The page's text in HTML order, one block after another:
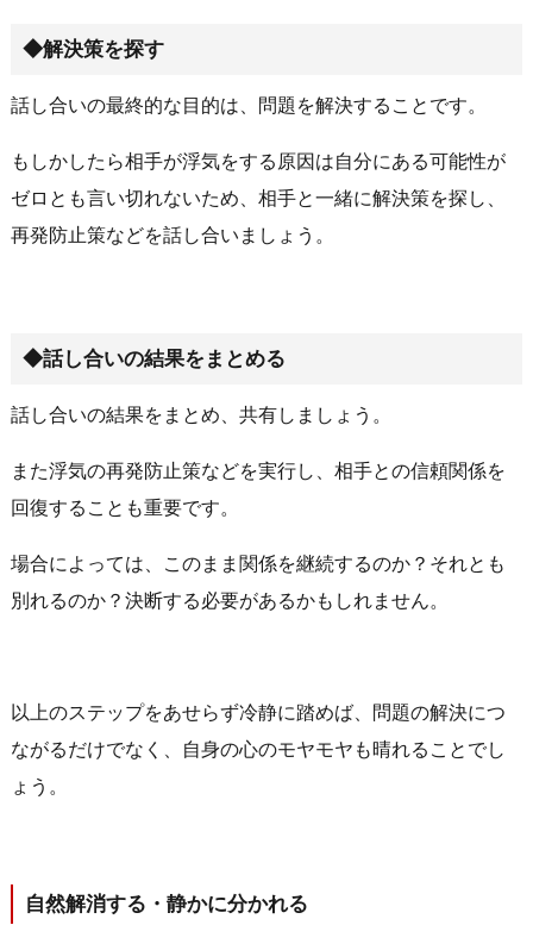
◆解決策を探す
話し合いの最終的な目的は、問題を解決することです。
もしかしたら相手が浮気をする原因は自分にある可能性が
ゼロとも言い切れないため、相手と一緒に解決策を探し、
再発防止策などを話し合いましょう。
◆話し合いの結果をまとめる
話し合いの結果をまとめ、共有しましょう。
また浮気の再発防止策などを実行し、相手との信頼関係を
回復することも重要です。
場合によっては、このまま関係を継続するのか？それとも
別れるのか？決断する必要があるかもしれません。
以上のステップをあせらず冷静に踏めば、問題の解決につ
ながるだけでなく、自身の心のモヤモヤも晴れることでし
ょう。
自然解消する・静かに分かれる